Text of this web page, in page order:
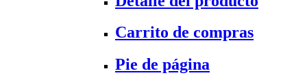
Carrito de compras
Pie de página